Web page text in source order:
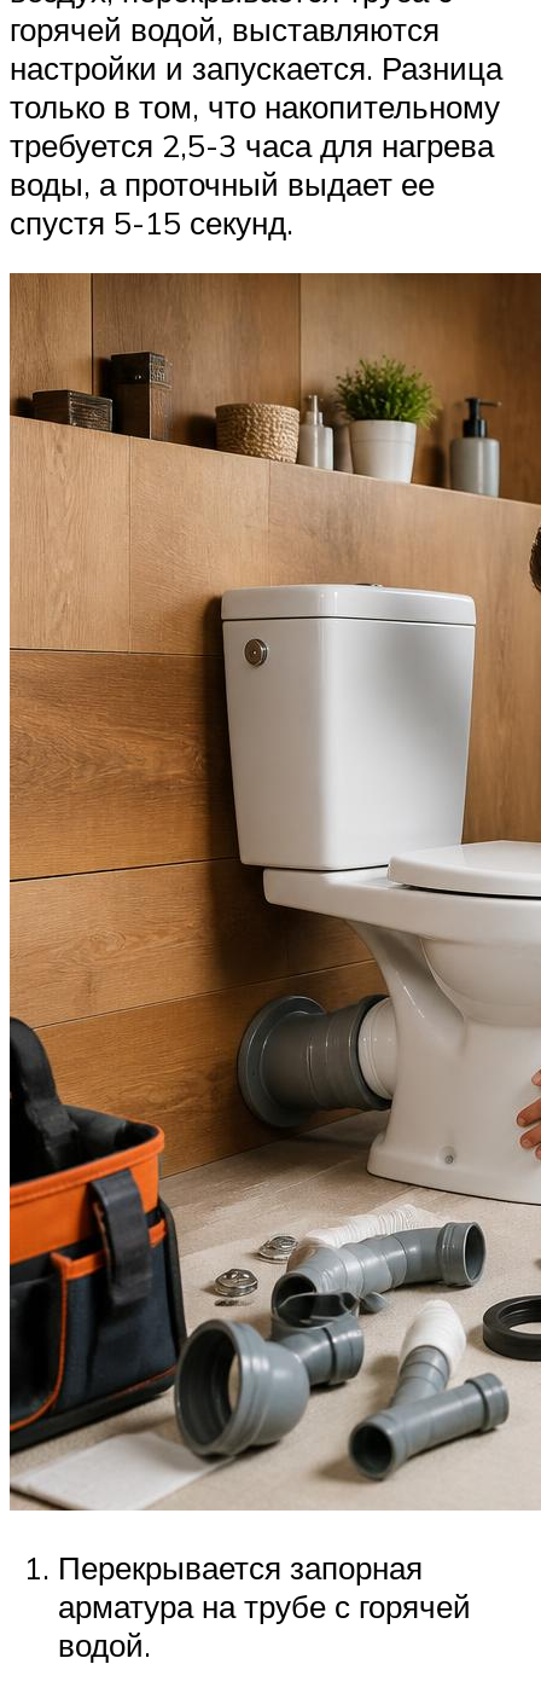
горячей водой, выставляются
настройки и запускается. Разница
только в том, что накопительному
требуется 2,5-3 часа для нагрева
воды, а проточный выдает ее
спустя 5-15 секунд.
Перекрывается запорная
арматура на трубе с горячей
водой.